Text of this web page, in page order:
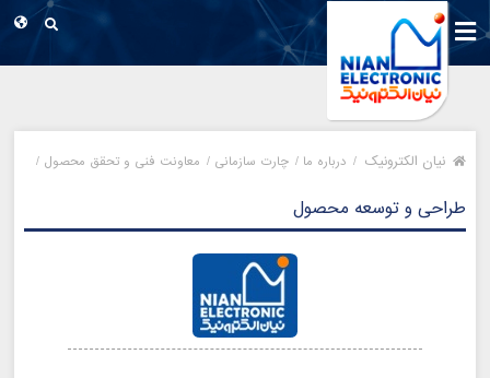
نیان الکترونیک / درباره ما / چارت سازمانی / معاونت فنی و تحقق محصول /
طراحی و توسعه محصول